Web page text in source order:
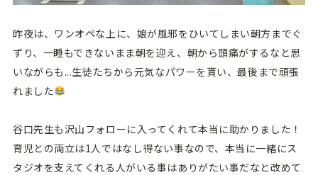
昨夜は、ワンオペな上に、娘が風邪をひいてしまい朝方までぐ
ずり、一睡もできないまま朝を迎え、朝から頭痛がするなと思
いながらも...生徒たちから元気なパワーを貰い、最後まで頑張
れました
谷口先生も沢山フォローに入ってくれて本当に助かりました！
育児との両立は1人ではなし得ない事なので、本当に一緒にス
タジオを支えてくれる人がいる事はありがたい事だなと改めて